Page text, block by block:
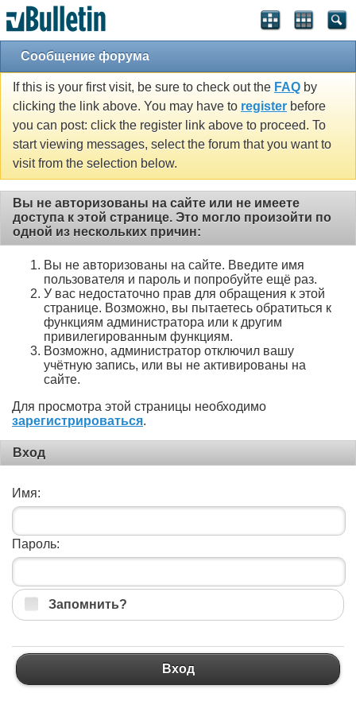
Сообщение форума
If this is your first visit, be sure to check out the FAQ by
clicking the link above. You may have to register before
you can post: click the register link above to proceed. To
start viewing messages, select the forum that you want to
visit from the selection below.
Вы не авторизованы на сайте или не имеете
доступа к этой странице. Это могло произойти по
одной из нескольких причин:
Вы не авторизованы на сайте. Введите имя
пользователя и пароль и попробуйте ещё раз.
У вас недостаточно прав для обращения к этой
странице. Возможно, вы пытаетесь обратиться к
функциям администратора или к другим
привилегированным функциям.
Возможно, администратор отключил вашу
учётную запись, или вы не активированы на
сайте.
Для просмотра этой страницы необходимо
зарегистрироваться.
Вход
Имя:
Пароль:
Запомнить?
Вход